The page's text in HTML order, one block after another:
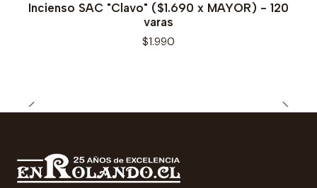
Incienso SAC "Clavo" ($1.690 x MAYOR) - 120
varas
$1.990